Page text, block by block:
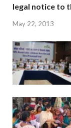
legal notice to
May 22, 2013